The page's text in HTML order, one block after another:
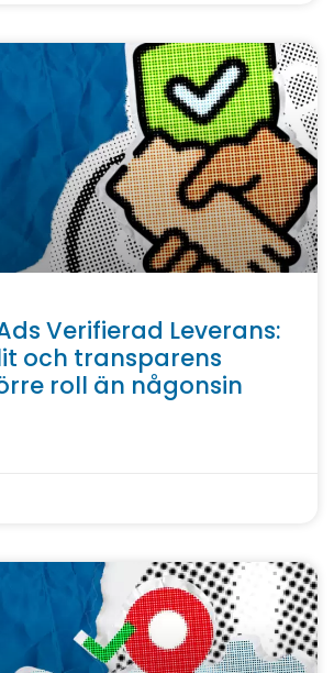
Verifierad Leverans:
och transparens
roll än någonsin